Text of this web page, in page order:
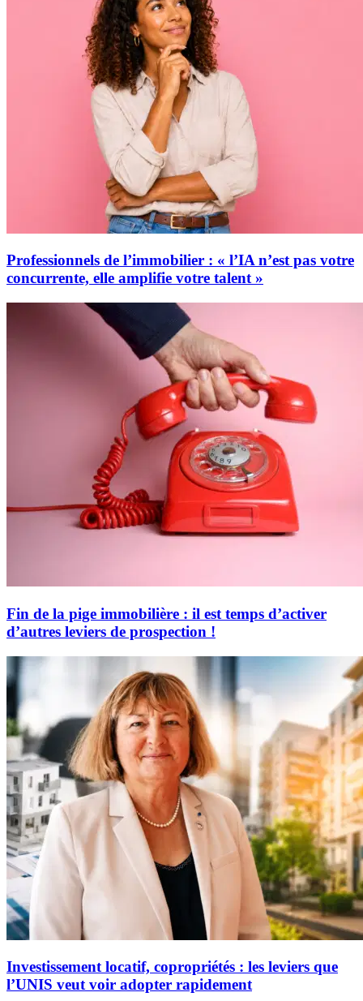
Professionnels de l’immobilier : « l’IA n’est pas votre
concurrente, elle amplifie votre talent »
Fin de la pige immobilière : il est temps d’activer
d’autres leviers de prospection !
Investissement locatif, copropriétés : les leviers que
l’UNIS veut voir adopter rapidement